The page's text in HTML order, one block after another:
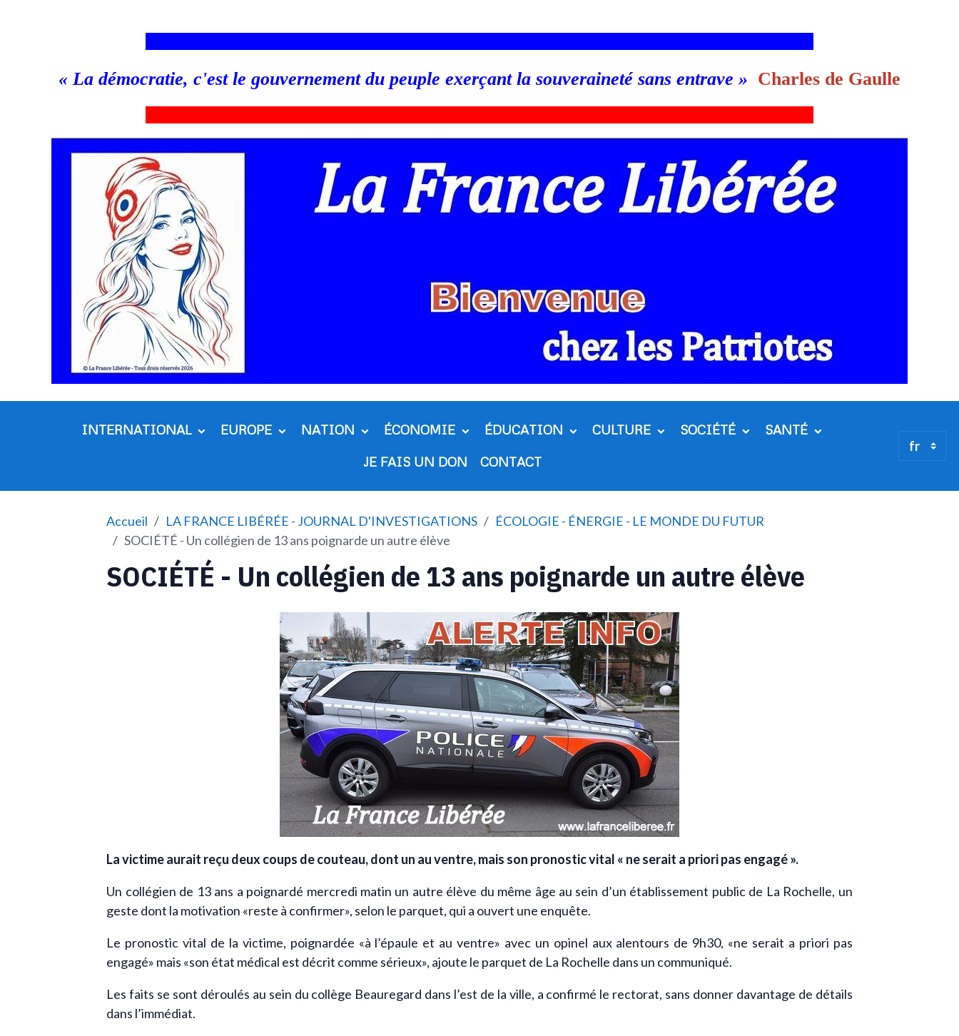
«La démocratie, c'est le gouvernement du peuple exerçant la souveraineté sans entrave » Charles de Gaulle
INTERNATIONAL EUROPE NATION ÉCONOMIE ÉDUCATION CULTURE SOCIÉTÉ SANTÉ
JE FAIS UN DON CONTACT
Accueil LA FRANCE LIBÉRÉE - JOURNAL D'INVESTIGATIONS
ÉCOLOGIE - ÉNERGIE - LE MONDE DU FUTUR
SOCIÉTÉ - Un collégien de 13 ans poignarde un autre élève
SOCIÉTÉ - Un collégien de 13 ans poignarde un autre élève
La victime aurait reçu deux coups de couteau, dont un au ventre, mais son pronostic vital « ne serait a priori pas engagé ».
Un collégien de 13 ans a poignardé mercredi matin un autre élève du même âge au sein d’un établissement public de La Rochelle, un
geste dont la motivation «reste à confirmer», selon le parquet, qui a ouvert une enquête.
Le pronostic vital de la victime, poignardée «à l’épaule et au ventre» avec un opinel aux alentours de 9h30, «ne serait a priori pas
engagé» mais «son état médical est décrit comme sérieux», ajoute le parquet de La Rochelle dans un communiqué.
Les faits se sont déroulés au sein du collège Beauregard dans l’est de la ville, a confirmé le rectorat, sans donner davantage de détails
dans l’immédiat.